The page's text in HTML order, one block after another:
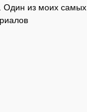
Один из моих самых